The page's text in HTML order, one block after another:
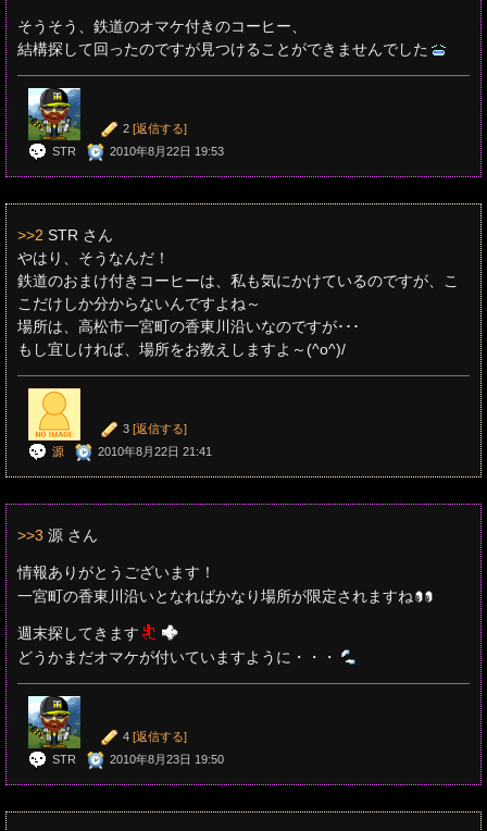
そうそう、鉄道のオマケ付きのコーヒー、
結構探して回ったのですが見つけることができませんでした
2 [返信する]
STR
2010年8月22日 19:53
>>2 STR さん
やはり、そうなんだ！
鉄道のおまけ付きコーヒーは、私も気にかけているのですが、こ
こだけしか分からないんですよね～
場所は、高松市一宮町の香東川沿いなのですが･･･
もし宜しければ、場所をお教えしますよ～(^o^)/
3 [返信する]
源
2010年8月22日 21:41
>>3 源 さん
情報ありがとうございます！
一宮町の香東川沿いとなればかなり場所が限定されますね
週末探してきます
どうかまだオマケが付いていますように・・・
4 [返信する]
STR
2010年8月23日 19:50